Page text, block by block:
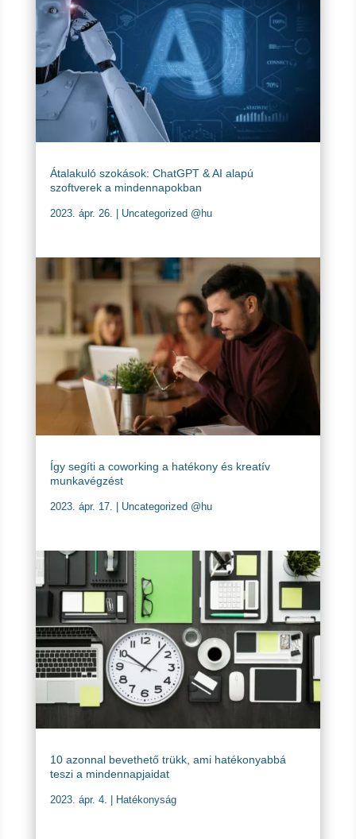
Átalakuló szokások: ChatGPT & AI alapú
szoftverek a mindennapokban
2023. ápr. 26. Uncategorized @hu
Így segíti a coworking a hatékony és kreatív
munkavégzést
2023. ápr. 17. Uncategorized @hu
10 azonnal bevethető trükk, ami hatékonyabbá
teszi a mindennapjaidat
2023. ápr. 4. Hatékonyság